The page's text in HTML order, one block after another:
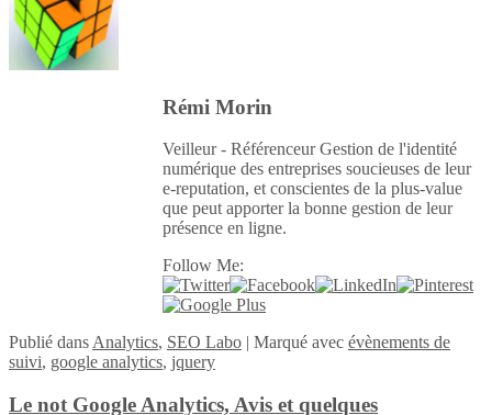
Rémi Morin
Veilleur - Référenceur Gestion de l'identité
numérique des entreprises soucieuses de leur
e-reputation, et conscientes de la plus-value
que peut apporter la bonne gestion de leur
présence en ligne.
Follow Me:
Publié dans Analytics, SEO Labo | Marqué avec évènements de
suivi, google analytics, jquery
Le not Google Analytics, Avis et quelques